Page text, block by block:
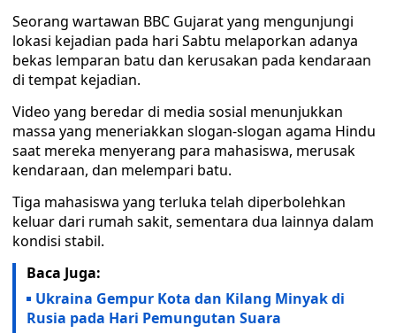
Seorang wartawan BBC Gujarat yang mengunjungi
lokasi kejadian pada hari Sabtu melaporkan adanya
bekas lemparan batu dan kerusakan pada kendaraan
di tempat kejadian.
Video yang beredar di media sosial menunjukkan
massa yang meneriakkan slogan-slogan agama Hindu
saat mereka menyerang para mahasiswa, merusak
kendaraan, dan melempari batu.
Tiga mahasiswa yang terluka telah diperbolehkan
keluar dari rumah sakit, sementara dua lainnya dalam
kondisi stabil.
Baca Juga:
Ukraina Gempur Kota dan Kilang Minyak di
Rusia pada Hari Pemungutan Suara